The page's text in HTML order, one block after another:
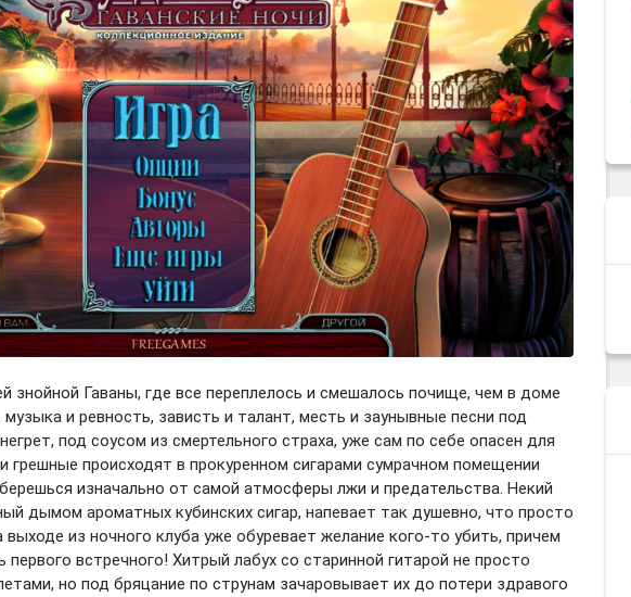
знойной Гаваны, где все переплелось и смешалось почище, чем в доме
и ревность, зависть и талант, месть и заунывные песни под
под соусом из смертельного страха, уже сам по себе опасен для
грешные происходят в прокуренном сигарами сумрачном помещении
изначально от самой атмосферы лжи и предательства. Некий
дымом ароматных кубинских сигар, напевает так душевно, что просто
выходе из ночного клуба уже обуревает желание кого-то убить, причем
встречного! Хитрый лабух со старинной гитарой не просто
но под бряцание по струнам зачаровывает их до потери здравого